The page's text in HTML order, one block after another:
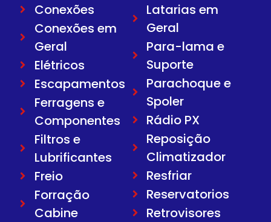
Conexões
Conexões em
Geral
Elétricos
Escapamentos
Ferragens e
Componentes
Filtros e
Lubrificantes
Freio
Forração
Cabine
Latarias em
Geral
Para-lama e
Suporte
Parachoque e
Spoler
Rádio PX
Reposição
Climatizador
Resfriar
Reservatorios
Retrovisores